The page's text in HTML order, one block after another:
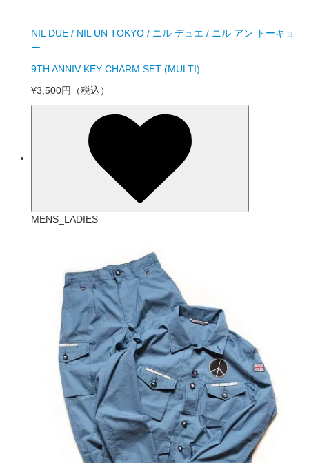
NIL DUE / NIL UN TOKYO / ニル デュエ / ニル アン トーキョ
ー
9TH ANNIV KEY CHARM SET (MULTI)
¥3,500円
（税込）
MENS_LADIES